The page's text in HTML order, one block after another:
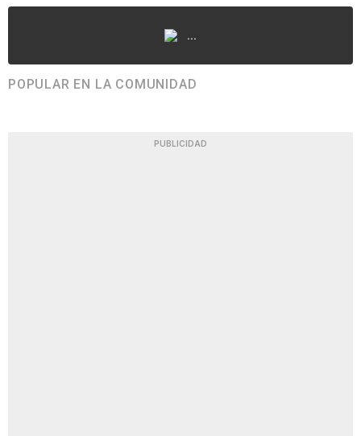
...
POPULAR EN LA COMUNIDAD
PUBLICIDAD